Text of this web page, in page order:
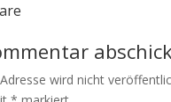
wird nicht